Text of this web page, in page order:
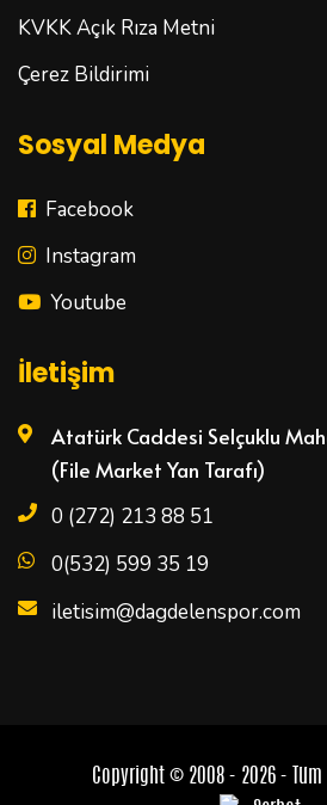
KVKK Açık Rıza Metni
Çerez Bildirimi
Sosyal Medya
Facebook
Instagram
Youtube
İletişim
Atatürk Caddesi Selçuklu
(File Market Yan Tarafı)
0 (272) 213 88 51
0(532) 599 35 19
iletisim@dagdelenspor.com
Copyright © 2008 - 2026 - Tüm